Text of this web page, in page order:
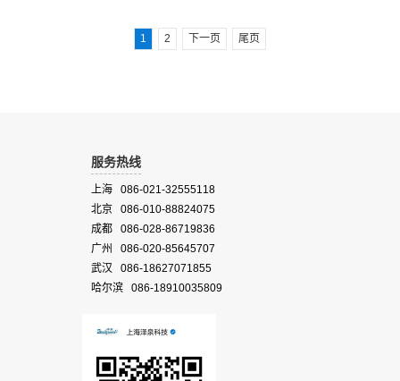
1
2 下一页 尾页
服务热线
上海 086-021-32555118
北京 086-010-88824075
成都 086-028-86719836
广州 086-020-85645707
武汉 086-18627071855
哈尔滨 086-18910035809